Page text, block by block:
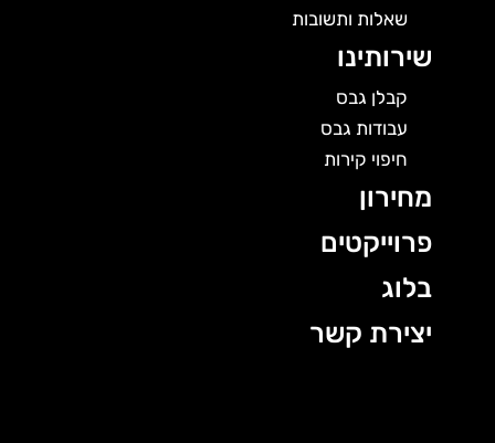
שאלות ותשובות
שירותינו
קבלן גבס
עבודות גבס
חיפוי קירות
מחירון
פרוייקטים
בלוג
יצירת קשר